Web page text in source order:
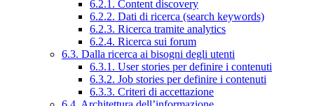
6.2.1. Content discovery
6.2.2. Dati di ricerca (search keywords)
6.2.3. Ricerca tramite analytics
6.2.4. Ricerca sui forum
6.3. Dalla ricerca ai bisogni degli utenti
6.3.1. User stories per definire i contenuti
6.3.2. Job stories per definire i contenuti
6.3.3. Criteri di accettazione